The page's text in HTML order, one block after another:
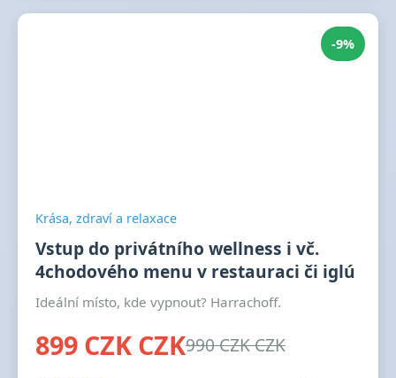
-9%
Krása, zdraví a relaxace
Vstup do privátního wellness i vč.
4chodového menu v restauraci či iglú
Ideální místo, kde vypnout? Harrachoff.
899 CZK CZK990 CZK CZK